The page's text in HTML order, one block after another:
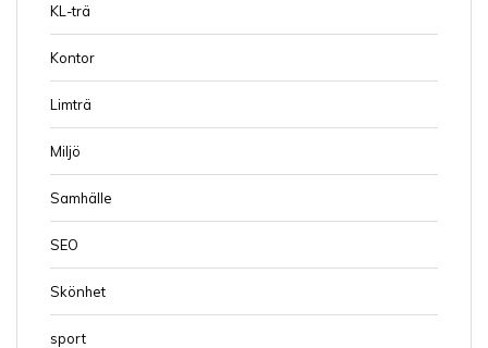
KL-trä
Kontor
Limträ
Miljö
Samhälle
SEO
Skönhet
sport